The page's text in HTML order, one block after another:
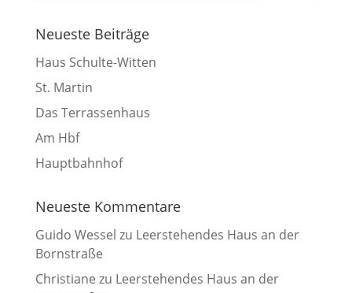
Neueste Beiträge
Haus Schulte-Witten
St. Martin
Das Terrassenhaus
Am Hbf
Hauptbahnhof
Neueste Kommentare
Guido Wessel zu Leerstehendes Haus an der
Bornstraße
Christiane zu Leerstehendes Haus an der